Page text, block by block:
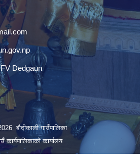
Dedgaun
बौदीकाली गाउँपालिका
कार्यपालिकाको कार्यालय